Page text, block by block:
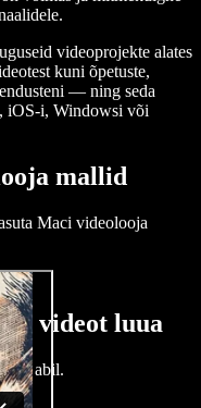
videoprojekte alates
kuni õpetuste,
— ning seda
iOS-i, Windowsi või
mallid
Maci videolooja
videot luua
abil.